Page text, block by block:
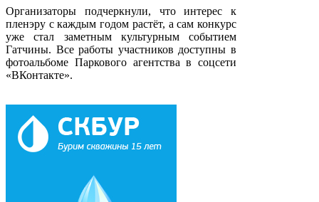
Организаторы подчеркнули, что интерес к
пленэру с каждым годом растёт, а сам конкурс
уже стал заметным культурным событием
Гатчины. Все работы участников доступны в
фотоальбоме Паркового агентства в соцсети
«ВКонтакте».